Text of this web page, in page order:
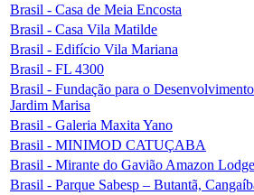
Brasil - Casa de Meia Encosta
Brasil - Casa Vila Matilde
Brasil - Edifício Vila Mariana
Brasil - FL 4300
Brasil - Fundação para o
Jardim Marisa
Brasil - Galeria Maxita Yano
Brasil - MINIMOD CATUÇABA
Brasil - Mirante do Gavião Amazon Lodge
Brasil - Parque Sabesp – Butantã,